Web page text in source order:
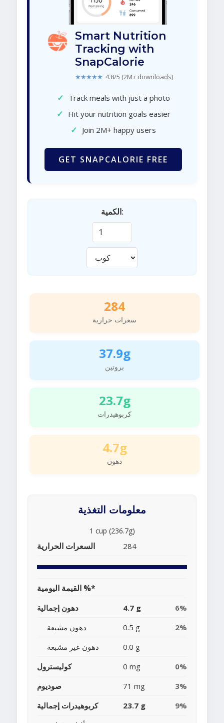
Smart Nutrition
Tracking with
SnapCalorie
★★★★★ 4.8/5 (2M+ downloads)
✓ Track meals with just a photo
✓ Hit your nutrition goals easier
✓ Join 2M+ happy users
GET SNAPCALORIE FREE
الكمية:
284
سعرات حرارية
37.9g
بروتين
23.7g
كربوهيدرات
4.7g
دهون
معلومات التغذية
1 cup (236.7g)
السعرات الحرارية 284
القيمة اليومية %*
دهون إجمالية 4.7 g
6%
دهون مشبعة
0.5 g
2%
دهون غير مشبعة
0.0 g
كوليسترول
0 mg
0%
صوديوم
71 mg
3%
كربوهيدرات إجمالية
23.7 g
9%